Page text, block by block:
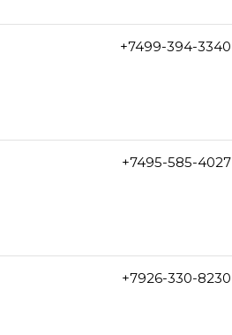
+7499-394-3340
+7495-585-4027
+7926-330-8230